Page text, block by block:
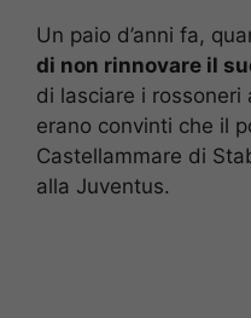
Un paio d’anni fa,
di non rinnovare il
di lasciare i rossoneri
erano convinti che il
Castellammare di
alla Juventus.